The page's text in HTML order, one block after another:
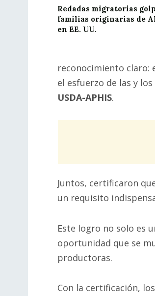
Redadas migratorias
familias originarias de
en EE. UU.
reconocimiento claro:
el esfuerzo de las y
USDA-APHIS.
Juntos, certificaron
un requisito
Este logro no solo es
oportunidad que se
productoras.
Con la certificación,